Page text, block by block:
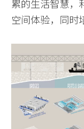
累的生活智慧，
空间体验，同时